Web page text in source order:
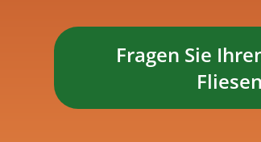
Fragen Sie